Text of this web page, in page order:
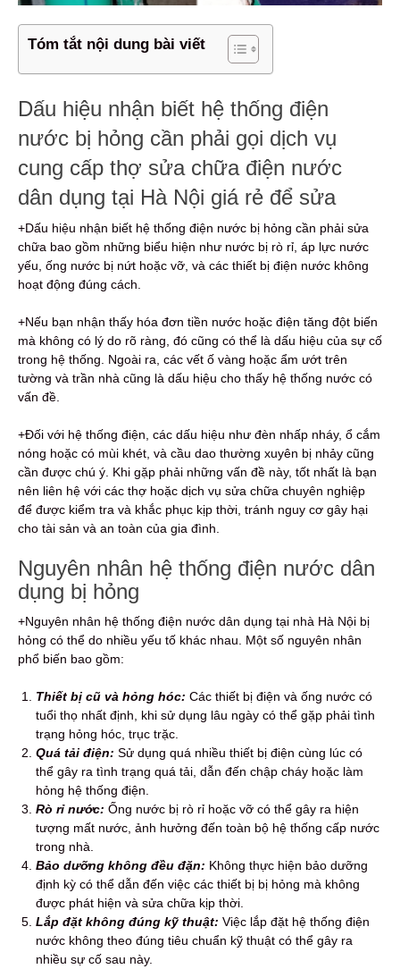
Tóm tắt nội dung bài viết
Dấu hiệu nhận biết hệ thống điện
nước bị hỏng cần phải gọi dịch vụ
cung cấp thợ sửa chữa điện nước
dân dụng tại Hà Nội giá rẻ để sửa
+Dấu hiệu nhận biết hệ thống điện nước bị hỏng cần phải sửa
chữa bao gồm những biểu hiện như nước bị rò rỉ, áp lực nước
yếu, ống nước bị nứt hoặc vỡ, và các thiết bị điện nước không
hoạt động đúng cách.
+Nếu bạn nhận thấy hóa đơn tiền nước hoặc điện tăng đột biến
mà không có lý do rõ ràng, đó cũng có thể là dấu hiệu của sự cố
trong hệ thống. Ngoài ra, các vết ố vàng hoặc ẩm ướt trên
tường và trần nhà cũng là dấu hiệu cho thấy hệ thống nước có
vấn đề.
+Đối với hệ thống điện, các dấu hiệu như đèn nhấp nháy, ổ cắm
nóng hoặc có mùi khét, và cầu dao thường xuyên bị nhảy cũng
cần được chú ý. Khi gặp phải những vấn đề này, tốt nhất là bạn
nên liên hệ với các thợ hoặc dịch vụ sửa chữa chuyên nghiệp
để được kiểm tra và khắc phục kịp thời, tránh nguy cơ gây hại
cho tài sản và an toàn của gia đình.
Nguyên nhân hệ thống điện nước dân
dụng bị hỏng
+Nguyên nhân hệ thống điện nước dân dụng tại nhà Hà Nội bị
hỏng có thể do nhiều yếu tố khác nhau. Một số nguyên nhân
phổ biến bao gồm:
Thiết bị cũ và hỏng hóc: Các thiết bị điện và ống nước có
tuổi thọ nhất định, khi sử dụng lâu ngày có thể gặp phải tình
trạng hỏng hóc, trục trặc.
Quá tải điện: Sử dụng quá nhiều thiết bị điện cùng lúc có
thể gây ra tình trạng quá tải, dẫn đến chập cháy hoặc làm
hỏng hệ thống điện.
Rò rỉ nước: Ống nước bị rò rỉ hoặc vỡ có thể gây ra hiện
tượng mất nước, ảnh hưởng đến toàn bộ hệ thống cấp nước
trong nhà.
Bảo dưỡng không đều đặn: Không thực hiện bảo dưỡng
định kỳ có thể dẫn đến việc các thiết bị bị hỏng mà không
được phát hiện và sửa chữa kịp thời.
Lắp đặt không đúng kỹ thuật: Việc lắp đặt hệ thống điện
nước không theo đúng tiêu chuẩn kỹ thuật có thể gây ra
nhiều sự cố sau này.